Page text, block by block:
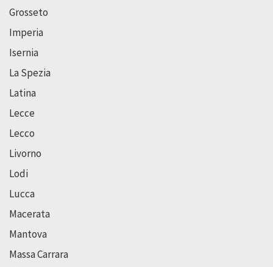
Grosseto
Imperia
Isernia
La Spezia
Latina
Lecce
Lecco
Livorno
Lodi
Lucca
Macerata
Mantova
Massa Carrara